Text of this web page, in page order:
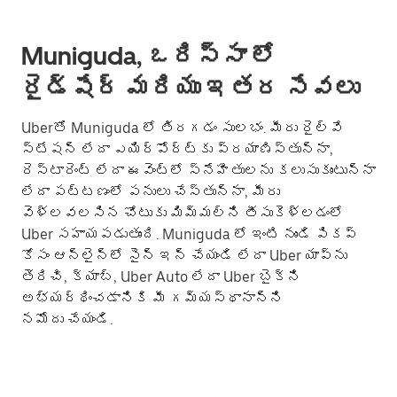
Muniguda, ఒరిస్సా లో
రైడ్‌షేర్ మరియు ఇతర సేవలు
Uberతో Muniguda లో తిరగడం సులభం. మీరు రైల్వే
స్టేషన్ లేదా ఎయిర్‌పోర్ట్‌కు ప్రయాణిస్తున్నా,
రెస్టారెంట్ లేదా ఈవెంట్లో స్నేహితులను కలుసుకుంటున్నా
లేదా పట్టణంలో పనులు చేస్తున్నా, మీరు
వెళ్లవలసిన చోటుకు మిమ్మల్ని తీసుకెళ్లడంలో
Uber సహాయపడుతుంది. Muniguda లో ఇంటి నుండి పికప్
కోసం ఆన్‌లైన్‌లో సైన్ ఇన్ చేయండి లేదా Uber యాప్‌ను
తెరిచి, క్యాబ్, Uber Auto లేదా Uber బైక్‌ని
అభ్యర్థించడానికి మీ గమ్యస్థానాన్ని
నమోదు చేయండి.